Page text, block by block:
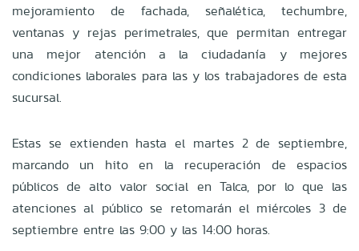
mejoramiento de fachada, señalética, techumbre,
ventanas y rejas perimetrales, que permitan entregar
una mejor atención a la ciudadanía y mejores
condiciones laborales para las y los trabajadores de esta
sucursal.
Estas se extienden hasta el martes 2 de septiembre,
marcando un hito en la recuperación de espacios
públicos de alto valor social en Talca, por lo que las
atenciones al público se retomarán el miércoles 3 de
septiembre entre las 9:00 y las 14:00 horas.